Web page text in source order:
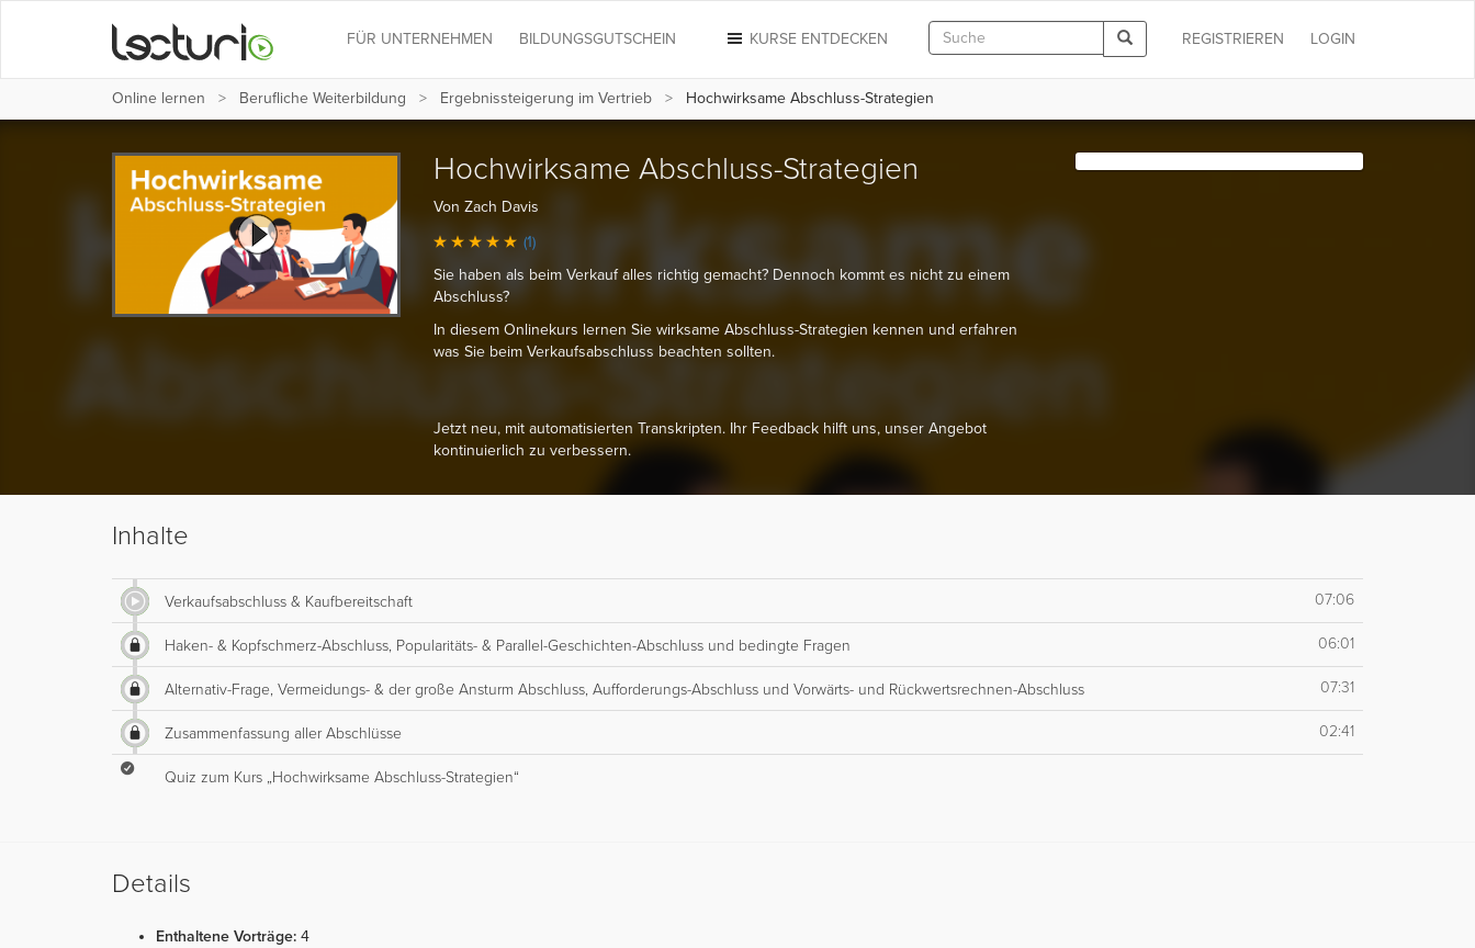
LOGIN
REGISTRIEREN
KURSE ENTDECKEN
FÜR UNTERNEHMEN BILDUNGSGUTSCHEIN
Online lernen Berufliche Weiterbildung Ergebnissteigerung im Vertrieb Hochwirksame Abschluss-Strategien
Hochwirksame Abschluss-Strategien
Von Zach Davis
(1)
Sie haben als beim Verkauf alles richtig gemacht? Dennoch kommt es nicht zu einem
Abschluss?
In diesem Onlinekurs lernen Sie wirksame Abschluss-Strategien kennen und erfahren
was Sie beim Verkaufsabschluss beachten sollten.
Jetzt neu, mit automatisierten Transkripten. Ihr Feedback hilft uns, unser Angebot
kontinuierlich zu verbessern.
Inhalte
Verkaufsabschluss & Kaufbereitschaft 07:06
Haken- & Kopfschmerz-Abschluss, Popularitäts- & Parallel-Geschichten-Abschluss und bedingte Fragen 06:01
Alternativ-Frage, Vermeidungs- & der große Ansturm Abschluss, Aufforderungs-Abschluss und Vorwärts- und Rückwertsrechnen-Abschluss 07:31
Zusammenfassung aller Abschlüsse 02:41
Quiz zum Kurs „Hochwirksame Abschluss-Strategien“
Details
Enthaltene Vorträge: 4